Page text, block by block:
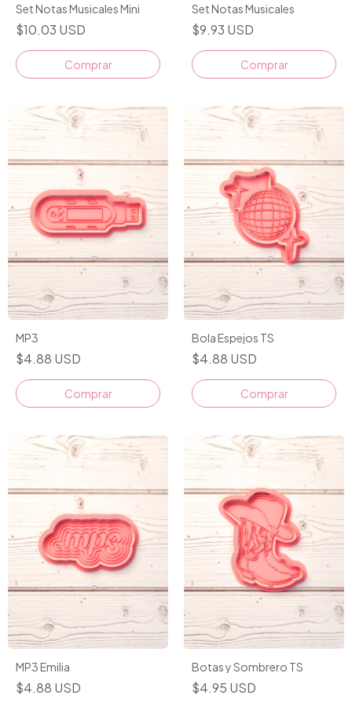
Set Notas Musicales Mini
$10.03 USD
Comprar
Set Notas Musicales
$9.93 USD
Comprar
MP3
$4.88 USD
Comprar
Bola Espejos TS
$4.88 USD
Comprar
MP3 Emilia
$4.88 USD
Botas y Sombrero TS
$4.95 USD